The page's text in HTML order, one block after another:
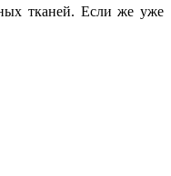
тканей. Если же уже